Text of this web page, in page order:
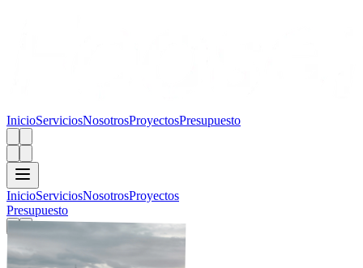
InicioServiciosNosotrosProyectosPresupuesto
InicioServiciosNosotrosProyectos
Presupuesto